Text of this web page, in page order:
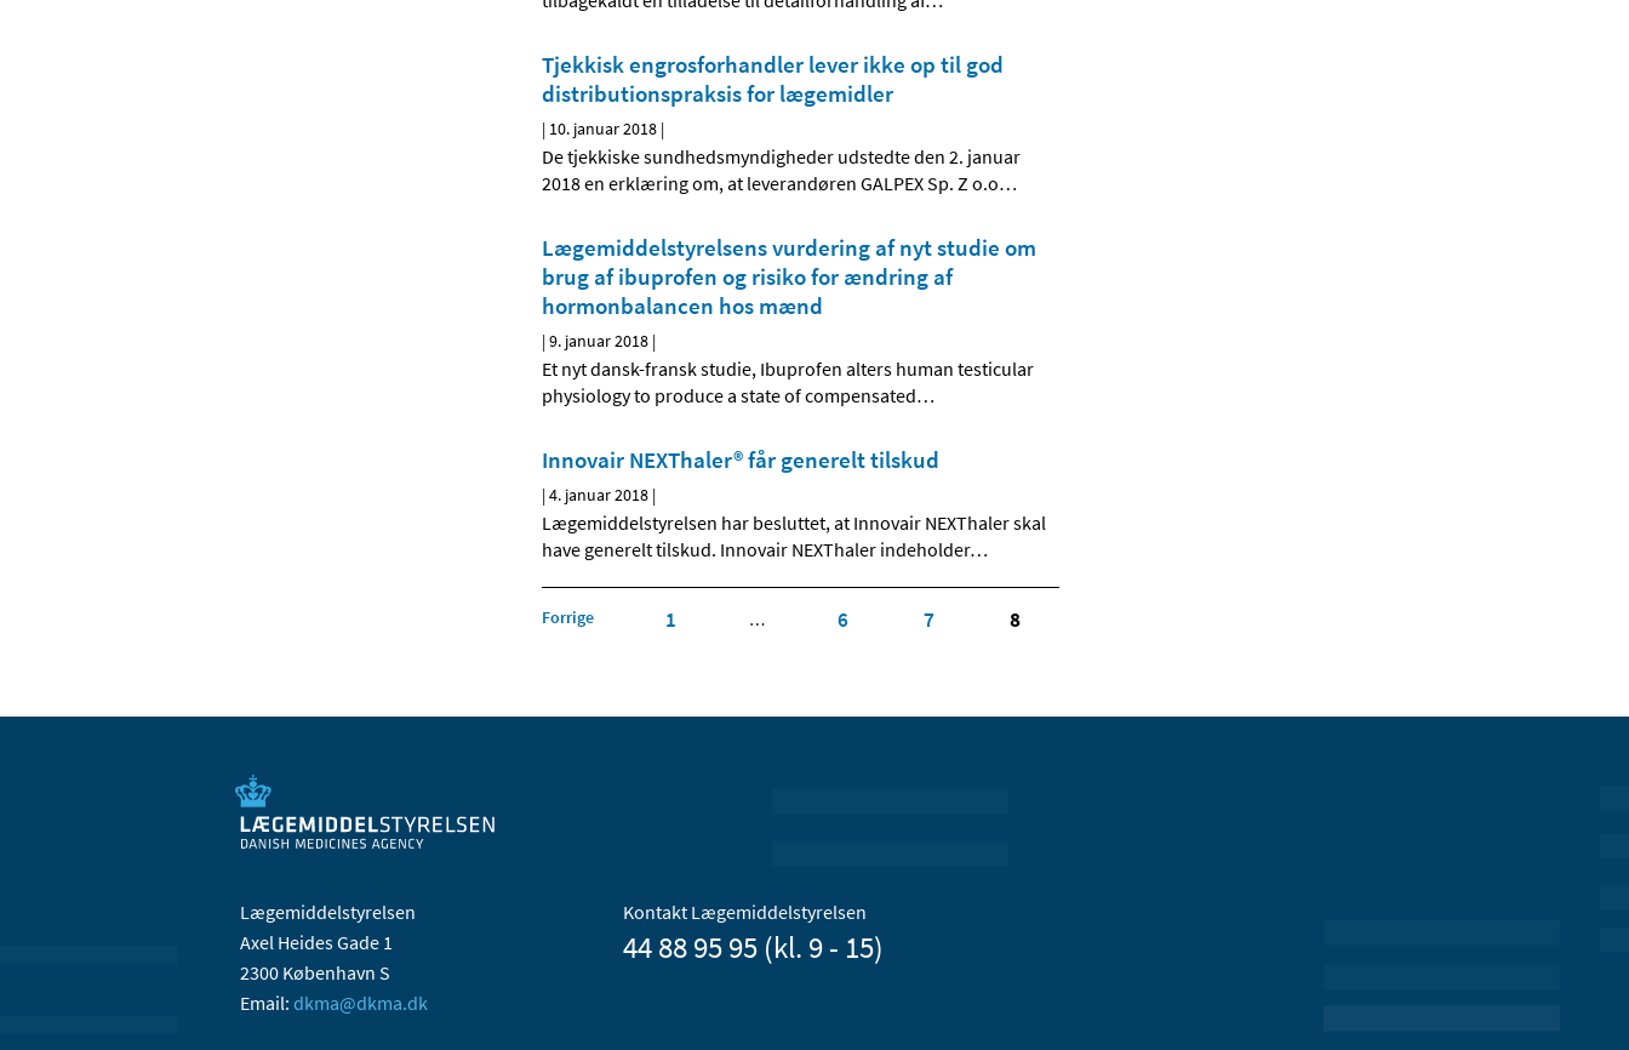
Tjekkisk engrosforhandler lever ikke op til god
distributionspraksis for lægemidler
| 10. januar 2018 |
De tjekkiske sundhedsmyndigheder udstedte den 2. januar
2018 en erklæring om, at leverandøren GALPEX Sp. Z o.o…
Lægemiddelstyrelsens vurdering af nyt studie om
brug af ibuprofen og risiko for ændring af
hormonbalancen hos mænd
|9. januar 2018 |
Et nyt dansk-fransk studie, Ibuprofen alters human testicular
physiology to produce a state of compensated…
Innovair NEXThaler® får generelt tilskud
|4. januar 2018 |
Lægemiddelstyrelsen har besluttet, at Innovair NEXThaler skal
have generelt tilskud. Innovair NEXThaler indeholder…
Forrige 1 … 6 7 8
Lægemiddelstyrelsen
Axel Heides Gade 1
2300 København S
Email: dkma@dkma.dk
Kontakt Lægemiddelstyrelsen
44 88 95 95 (kl. 9 - 15)